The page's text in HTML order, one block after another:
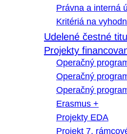
Právna a interná
Kritériá na
Udelené čestné
Projekty
Operačný
Operačný
Operačný
Erasmus +
Projekty EDA
Projekt 7.